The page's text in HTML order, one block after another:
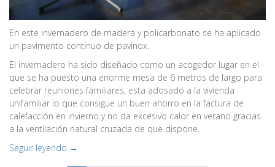
En este invernadero de madera y policarbonato se ha aplicado
un pavimento continuo de pavinox.
El invernadero ha sido diseñado como un acogedor lugar en el
que se ha puesto una enorme mesa de 6 metros de largo para
celebrar reuniones familiares, esta adosado a la vivienda
unifamiliar lo que consigue un buen ahorro en la factura de
calefacción en invierno y no da excesivo calor en verano gracias
a la ventilación natural cruzada de que dispone.
Seguir leyendo →